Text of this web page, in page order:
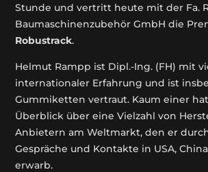
Stunde und vertritt heute mit der Fa.
Baumaschinenzubehör GmbH die
Robustrack.
Helmut Rampp ist Dipl.-Ing. (FH) mit
internationaler Erfahrung und ist
Gummiketten vertraut. Kaum einer
Überblick über eine Vielzahl von
Anbietern am Weltmarkt, den er
Gespräche und Kontakte in USA,
erwarb.